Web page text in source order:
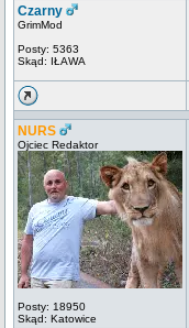
Czarny
GrimMod
Posty: 5363
Skąd: IŁAWA
NURS
Ojciec Redaktor
Posty: 18950
Skąd: Katowice